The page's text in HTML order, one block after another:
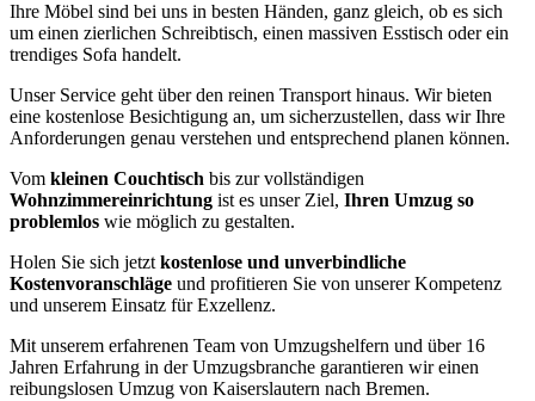
Ihre Möbel sind bei uns in besten Händen, ganz gleich, ob es sich
um einen zierlichen Schreibtisch, einen massiven Esstisch oder ein
trendiges Sofa handelt.
Unser Service geht über den reinen Transport hinaus. Wir bieten
eine kostenlose Besichtigung an, um sicherzustellen, dass wir Ihre
Anforderungen genau verstehen und entsprechend planen können.
Vom kleinen Couchtisch bis zur vollständigen
Wohnzimmereinrichtung ist es unser Ziel, Ihren Umzug so
problemlos wie möglich zu gestalten.
Holen Sie sich jetzt kostenlose und unverbindliche
Kostenvoranschläge und profitieren Sie von unserer Kompetenz
und unserem Einsatz für Exzellenz.
Mit unserem erfahrenen Team von Umzugshelfern und über 16
Jahren Erfahrung in der Umzugsbranche garantieren wir einen
reibungslosen Umzug von Kaiserslautern nach Bremen.